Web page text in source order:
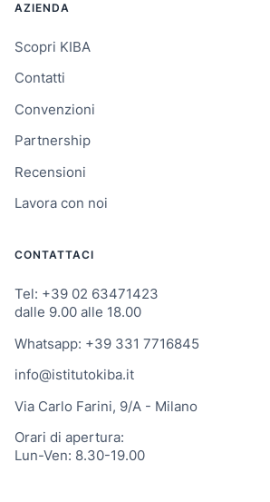
AZIENDA
Scopri KIBA
Contatti
Convenzioni
Partnership
Recensioni
Lavora con noi
CONTATTACI
Tel: +39 02 63471423
dalle 9.00 alle 18.00
Whatsapp: +39 331 7716845
info@istitutokiba.it
Via Carlo Farini, 9/A - Milano
Orari di apertura:
Lun-Ven: 8.30-19.00